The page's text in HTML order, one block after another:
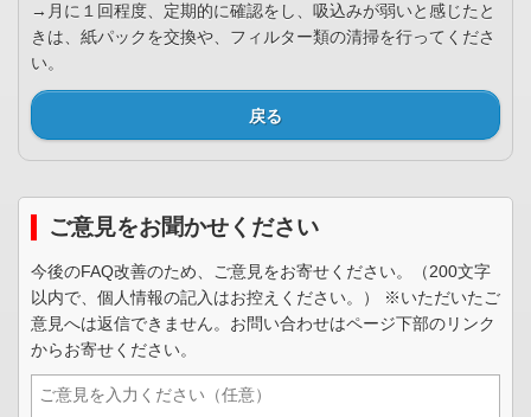
→月に１回程度、定期的に確認をし、吸込みが弱いと感じたと
きは、紙パックを交換や、フィルター類の清掃を行ってくださ
い。
戻る
ご意見をお聞かせください
今後のFAQ改善のため、ご意見をお寄せください。（200文字
以内で、個人情報の記入はお控えください。） ※いただいたご
意見へは返信できません。お問い合わせはページ下部のリンク
からお寄せください。